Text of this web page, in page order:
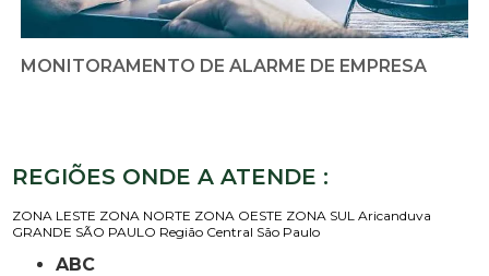
MONITORAMENTO DE ALARME DE EMPRESA
REGIÕES ONDE A ATENDE :
ZONA LESTE ZONA NORTE ZONA OESTE ZONA SUL Aricanduva
GRANDE SÃO PAULO Região Central São Paulo
ABC